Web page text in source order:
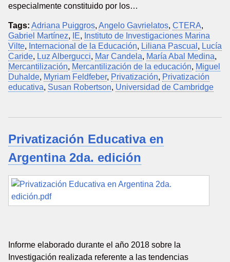
especialmente constituido por los…
Tags: Adriana Puiggros, Angelo Gavrielatos, CTERA,
Gabriel Martínez, IE, Instituto de Investigaciones Marina
Vilte, Internacional de la Educación, Liliana Pascual , Lucía
Caride, Luz Albergucci, Mar Candela, María Abal Medina,
Mercantilización, Mercantilización de la educación, Miguel
Duhalde, Myriam Feldfeber, Privatización, Privatización
educativa, Susan Robertson, Universidad de Cambridge
Privatización Educativa en
Argentina 2da. edición
Informe elaborado durante el año 2018 sobre la
Investigación realizada referente a las tendencias